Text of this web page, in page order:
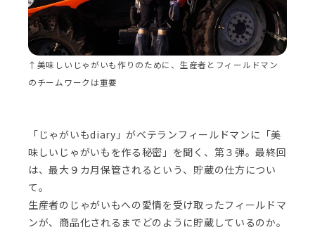
↑美味しいじゃがいも作りのために、生産者とフィールドマン
のチームワークは重要
「じゃがいもdiary」がベテランフィールドマンに「美
味しいじゃがいもを作る秘密」を聞く、第３弾。最終回
は、最大９カ月保管されるという、貯蔵の仕方につい
て。
生産者のじゃがいもへの愛情を受け取ったフィールドマ
ンが、商品化されるまでどのように貯蔵しているのか。